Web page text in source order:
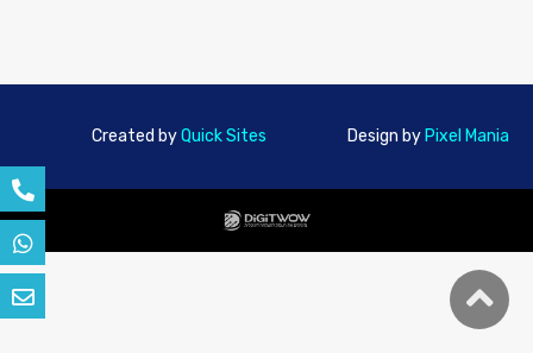
Design by Pixel Mania
Created byQuick Sites
גלילה
לראש